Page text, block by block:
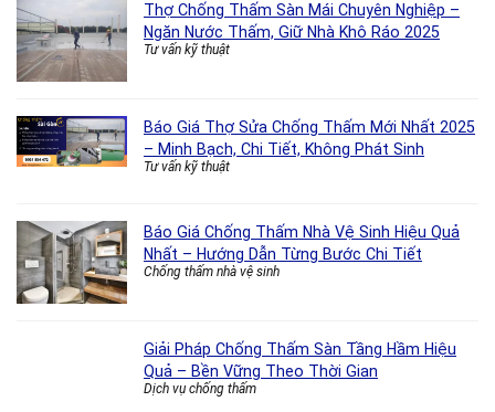
Thợ Chống Thấm Sàn Mái Chuyên Nghiệp –
Ngăn Nước Thấm, Giữ Nhà Khô Ráo 2025
Tư vấn kỹ thuật
Báo Giá Thợ Sửa Chống Thấm Mới Nhất 2025
– Minh Bạch, Chi Tiết, Không Phát Sinh
Tư vấn kỹ thuật
Báo Giá Chống Thấm Nhà Vệ Sinh Hiệu Quả
Nhất – Hướng Dẫn Từng Bước Chi Tiết
Chống thấm nhà vệ sinh
Giải Pháp Chống Thấm Sàn Tầng Hầm Hiệu
Quả – Bền Vững Theo Thời Gian
Dịch vụ chống thấm